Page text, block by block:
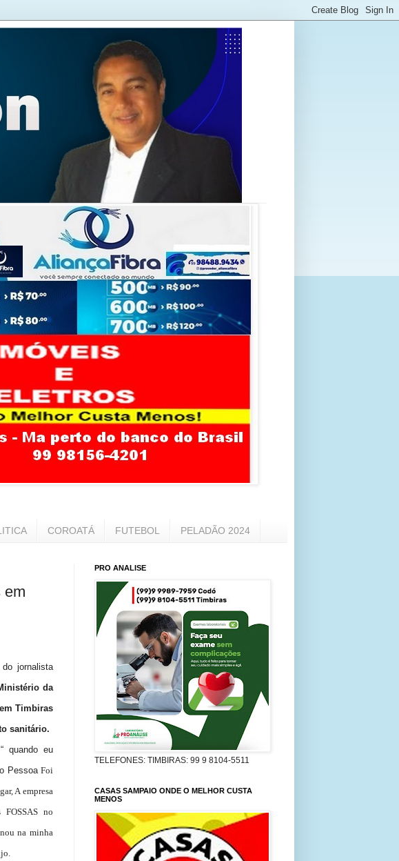
COROATÁ FUTEBOL PELADÃO 2024
em
jornalista
da
Timbiras
sanitário.
quando eu
Pessoa Foi
A empresa
no
na minha
PRO ANALISE
TELEFONES: TIMBIRAS: 99 9 8104-5511
CASAS SAMPAIO ONDE O MELHOR CUSTA
MENOS